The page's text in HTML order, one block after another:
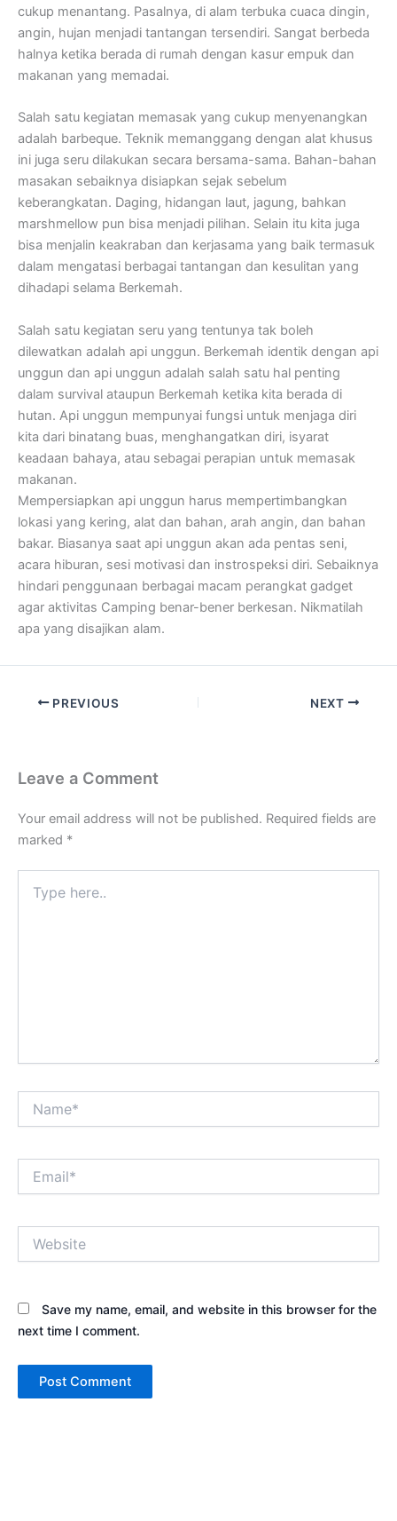
cukup menantang. Pasalnya, di alam terbuka cuaca dingin,
angin, hujan menjadi tantangan tersendiri. Sangat berbeda
halnya ketika berada di rumah dengan kasur empuk dan
makanan yang memadai.
Salah satu kegiatan memasak yang cukup menyenangkan
adalah barbeque. Teknik memanggang dengan alat khusus
ini juga seru dilakukan secara bersama-sama. Bahan-bahan
masakan sebaiknya disiapkan sejak sebelum
keberangkatan. Daging, hidangan laut, jagung, bahkan
marshmellow pun bisa menjadi pilihan. Selain itu kita juga
bisa menjalin keakraban dan kerjasama yang baik termasuk
dalam mengatasi berbagai tantangan dan kesulitan yang
dihadapi selama Berkemah.
Salah satu kegiatan seru yang tentunya tak boleh
dilewatkan adalah api unggun. Berkemah identik dengan api
unggun dan api unggun adalah salah satu hal penting
dalam survival ataupun Berkemah ketika kita berada di
hutan. Api unggun mempunyai fungsi untuk menjaga diri
kita dari binatang buas, menghangatkan diri, isyarat
keadaan bahaya, atau sebagai perapian untuk memasak
makanan.
Mempersiapkan api unggun harus mempertimbangkan
lokasi yang kering, alat dan bahan, arah angin, dan bahan
bakar. Biasanya saat api unggun akan ada pentas seni,
acara hiburan, sesi motivasi dan instrospeksi diri. Sebaiknya
hindari penggunaan berbagai macam perangkat gadget
agar aktivitas Camping benar-bener berkesan. Nikmatilah
apa yang disajikan alam.
PREVIOUS NEXT
Leave a Comment
Your email address will not be published. Required fields are
marked *
here..
Save my name, email, and website in this browser for the
next time I comment.